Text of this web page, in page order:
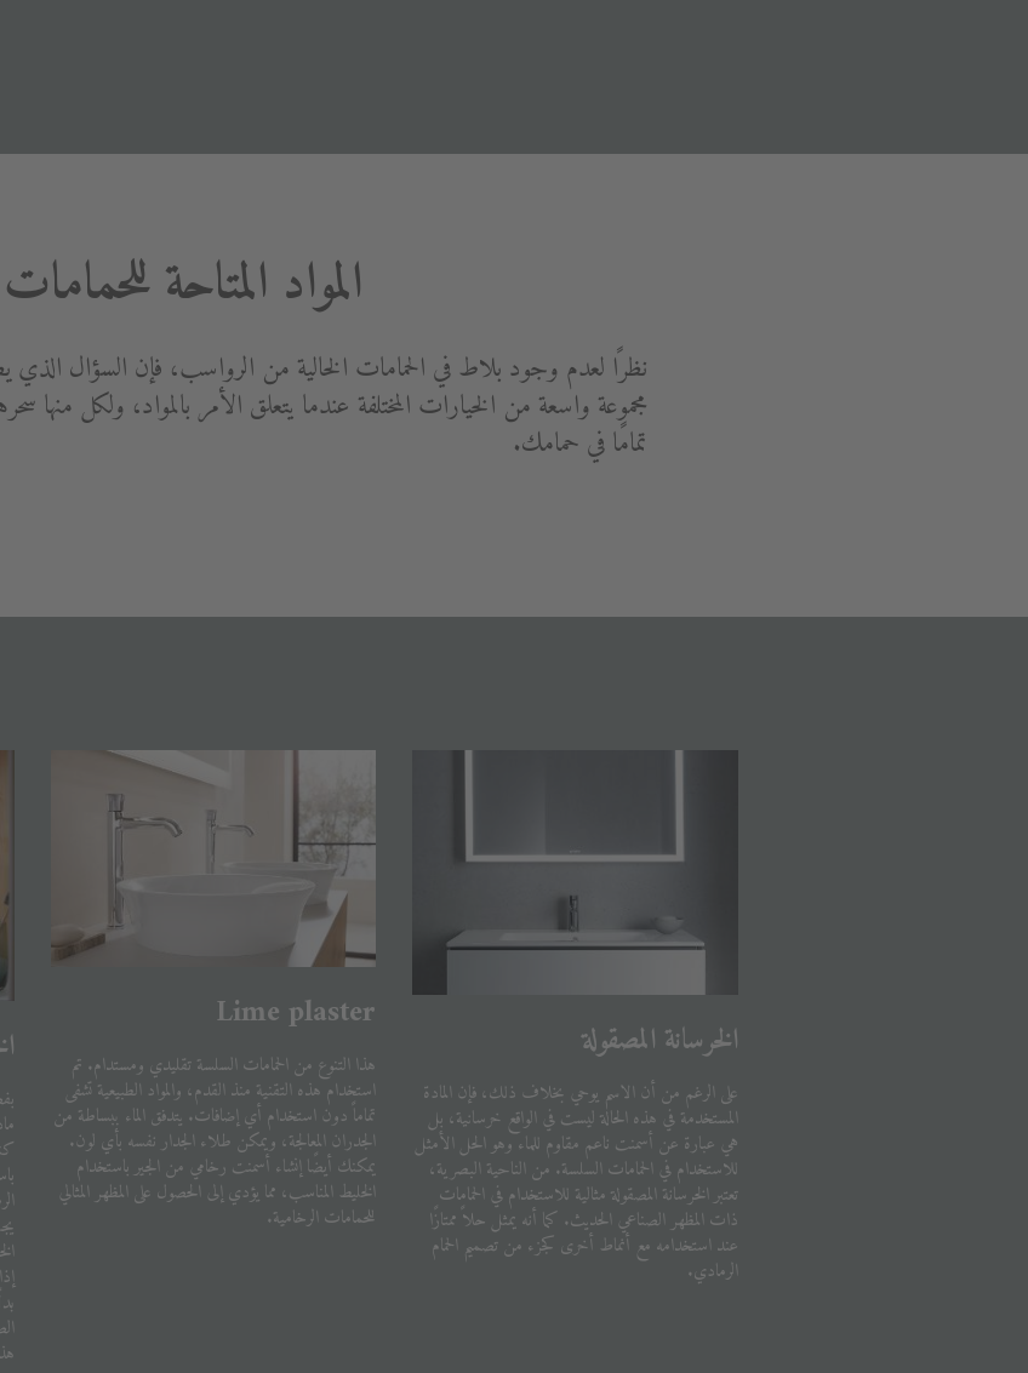
المواد المتاحة
نظرًا لعدم وجود بلاط في الحمامات الخالية من الرواسب، فإن السؤال
مجموعة واسعة من الخيارات المختلفة عندما يتعلق الأمر بالمواد، ولكل
تمامًا في حمامك.
الخرسانة المصقولة
على الرغم من أن الاسم يوحي بخلاف ذلك، فإن المادة
المستخدمة في هذه الحالة ليست في الواقع خرسانية، بل
هي عبارة عن أسمنت ناعم مقاوم للماء وهو الحل الأمثل
للاستخدام في الحمامات السلسة. من الناحية البصرية،
تعتبر الخرسانة المصقولة مثالية للاستخدام في الحمامات
ذات المظهر الصناعي الحديث. كما أنه يمثل حلاً ممتازًا
عند استخدامه مع أنماط أخرى كجزء من تصميم الحمام
الرمادي.
Lime plaster
هذا التنوع من الحمامات السلسة تقليدي ومستدام. تم
استخدام هذه التقنية منذ القدم، والمواد الطبيعية تشفى
تماماً دون استخدام أي إضافات. يتدفق الماء ببساطة من
الجدران المعالجة، ويمكن طلاء الجدار نفسه بأي لون.
يمكنك أيضًا إنشاء أسمنت رخامي من الجير باستخدام
الخليط المناسب، مما يؤدي إلى الحصول على المظهر المثالي
للحمامات الرخامية.